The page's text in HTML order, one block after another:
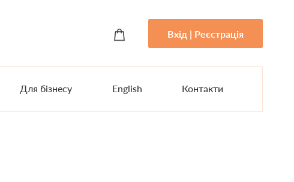
Вхід | Реєстрація
Для бізнесу English Контакти